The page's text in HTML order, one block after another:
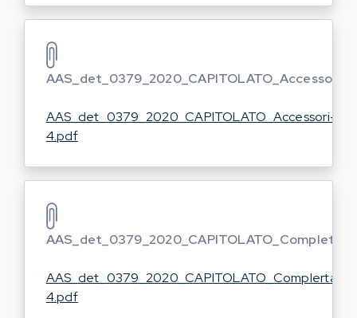
AAS_det_0379_2020_CAPITOLATO_Accessori
AAS_det_0379_2020_CAPITOLATO_Accessori-
4.pdf
4.pdf